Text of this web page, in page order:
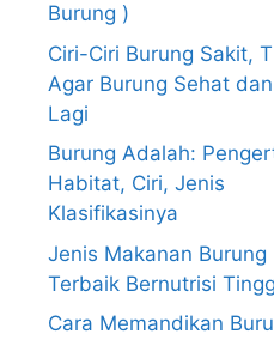
Burung )
Ciri-Ciri Burung Sakit,
Agar Burung Sehat
Lagi
Burung Adalah:
Habitat, Ciri, Jenis
Klasifikasinya
Jenis Makanan Burung
Terbaik Bernutrisi
Cara Memandikan